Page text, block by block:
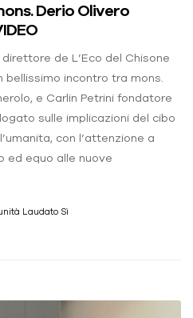
Derio Olivero
de L’Eco del Chisone
bellissimo incontro tra mons.
e Carlin Petrini fondatore
sulle implicazioni del cibo
con l’attenzione a
ed equo alle nuove
Laudato Sì